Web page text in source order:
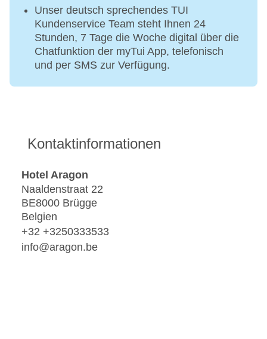
Unser deutsch sprechendes TUI
Kundenservice Team steht Ihnen 24
Stunden, 7 Tage die Woche digital über die
Chatfunktion der myTui App, telefonisch
und per SMS zur Verfügung.
Kontaktinformationen
Hotel Aragon
Naaldenstraat 22
BE8000 Brügge
Belgien
+32 +3250333533
info@aragon.be